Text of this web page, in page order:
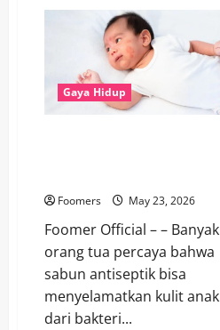
Ungkap
Rahasia
Vitalitas
Pria
Tetap
Prima
di
Usia
Matang
Gaya Hidup
Foomers May 23, 2026
Foomer Official – – Banyak
orang tua percaya bahwa
sabun antiseptik bisa
menyelamatkan kulit anak
dari bakteri...